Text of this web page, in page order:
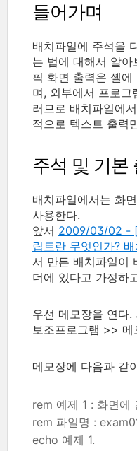
들어가며
배치파일에 주석을
는 법에 대해서 알
픽 화면 출력은 셸
며, 외부에서 프로
러므로 배치파일에
적으로 텍스트 출력
주석 및 기본
배치파일에서는 화
사용한다.
앞서 2009/03/02 - [
립트란 무엇인가?
서 만든 배치파일이
더에 있다고 가정하
우선 메모장을 연다
보조프로그램 >> 메
메모장에 다음과 같
rem 예제 1 : 화면에
rem 파일명 :
echo 예제 1.